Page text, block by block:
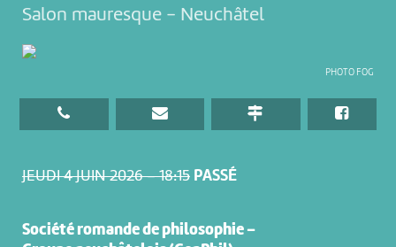
JEUDI 4 JUIN 2026 – 18:15 PASSÉ
PHOTO FOG
Salon mauresque - Neuchâtel
Société romande de philosophie –